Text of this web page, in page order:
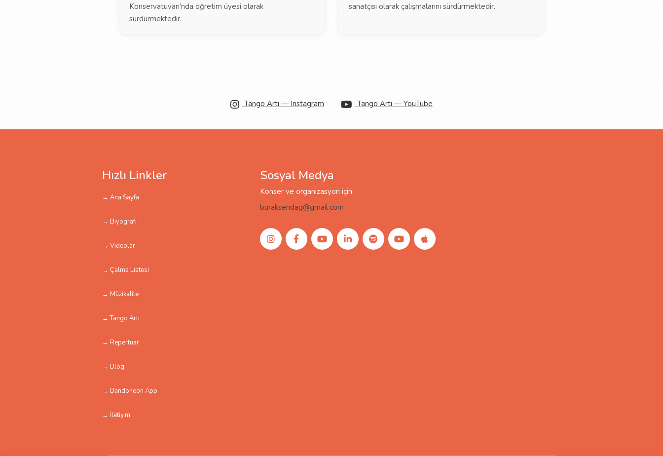
Konservatuvarı'nda öğretim üyesi olarak
sürdürmektedir.
sanatçısı olarak çalışmalarını sürdürmektedir.
Tango Artı — Instagram Tango Artı — YouTube
Hızlı Linkler
→ Ana Sayfa
→ Biyografi
→ Videolar
→ Çalma Listesi
→ Müzikalite
→ Tango Artı
→ Repertuar
→ Blog
→ Bandoneon App
→ İletişim
Sosyal Medya
Konser ve organizasyon için:
buraksendag@gmail.com